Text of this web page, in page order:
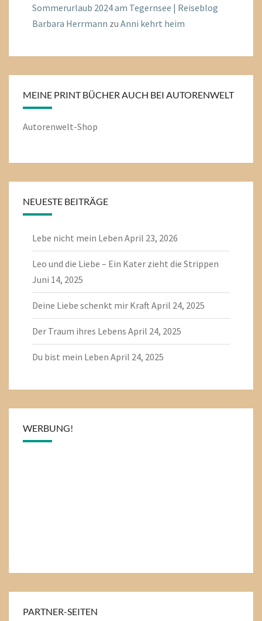
Sommerurlaub 2024 am Tegernsee | Reiseblog
Barbara Herrmann zu Anni kehrt heim
MEINE PRINT BÜCHER AUCH BEI AUTORENWELT
Autorenwelt-Shop
NEUESTE BEITRÄGE
Lebe nicht mein Leben April 23, 2026
Leo und die Liebe – Ein Kater zieht die Strippen
Juni 14, 2025
Deine Liebe schenkt mir KraftApril 24, 2025
Der Traum ihres Lebens April 24, 2025
Du bist mein Leben April 24, 2025
WERBUNG!
PARTNER-SEITEN